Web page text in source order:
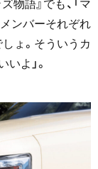
物語』でも、「マ
メンバーそれぞれ
ょ。そういうカ
よ」。